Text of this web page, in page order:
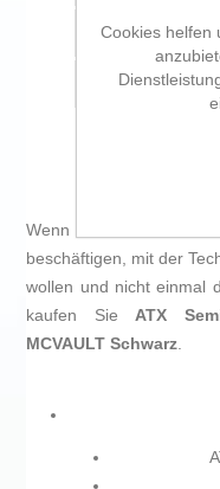
Vergleichen
Empfehlen
Wenn Sie sich
beschäftigen, mit der
wollen und nicht einmal
kaufen SieATX
MCVAULT Schwarz.
Cookies helfen